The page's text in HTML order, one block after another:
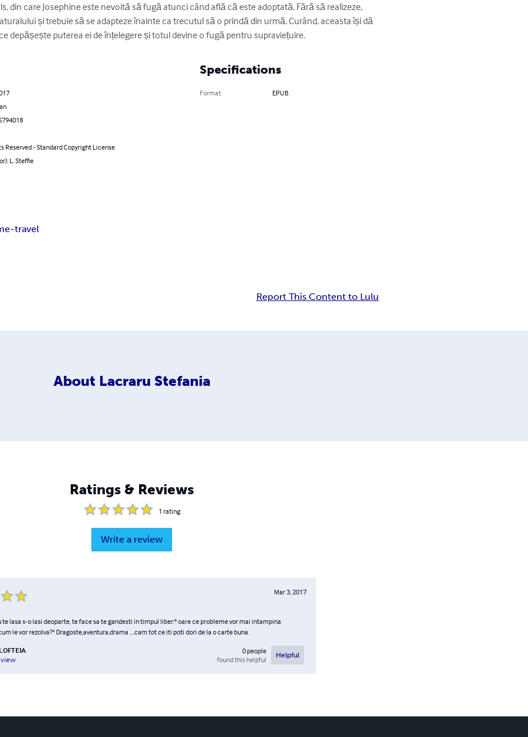
din care Josephine este nevoită să fugă atunci când află că este adoptată. Fără să realizeze,
și trebuie să se adapteze înainte ca trecutul să o prindă din urmă. Curând, aceasta își dă
depășește puterea ei de înțelegere și totul devine o fugă pentru supraviețuire.
Reserved - Standard Copyright License
L. Steffie
Specifications
Format EPUB
travel
Report This Content to Lulu
About Lacraru Stefania
Ratings & Reviews
1 rating
Write a review
Mar 3, 2017
te lasa s-o lasi deoparte, te face sa te gandesti in timpul liber:" oare ce probleme vor mai intampina
le vor rezolva?" Dragoste,aventura,drama ....cam tot ce iti poti dori de la o carte buna.
0people
found this helpful
Helpful